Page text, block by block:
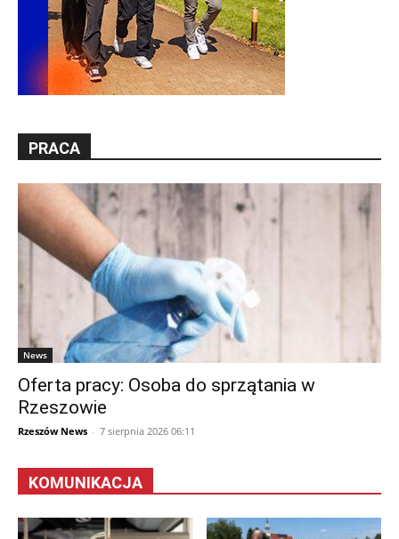
PRACA
News
Oferta pracy: Osoba do sprzątania w
Rzeszowie
Rzeszów News - 7 sierpnia 2026 06:11
KOMUNIKACJA